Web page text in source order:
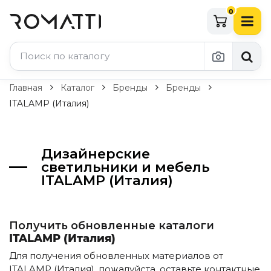
0
Каталог Romatti
Свет и освещение
Подвесные светильники
Люстры
Потолочные светильники
Торшеры
Технический свет
Уличное освещение
Комплектующие
Главная Каталог Бренды
Бренды
ITALAMP (Италия)
Дизайнерские
светильники и мебель
ITALAMP (Италия)
Получить обновленные каталоги
ITALAMP (Италия)
Для получения обновленных материалов от